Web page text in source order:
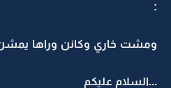
:
ومشت خاري وكانن وراها
...السلام عليكم